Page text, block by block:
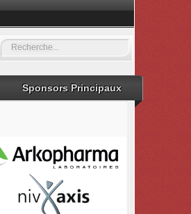
Rechercher
Sponsors Principaux